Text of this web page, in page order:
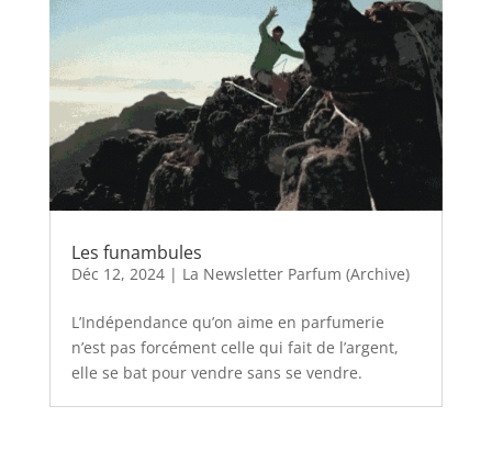
Les funambules
Déc 12, 2024| La Newsletter Parfum (Archive)
L’Indépendance qu’on aime en parfumerie
n’est pas forcément celle qui fait de l’argent,
elle se bat pour vendre sans se vendre.